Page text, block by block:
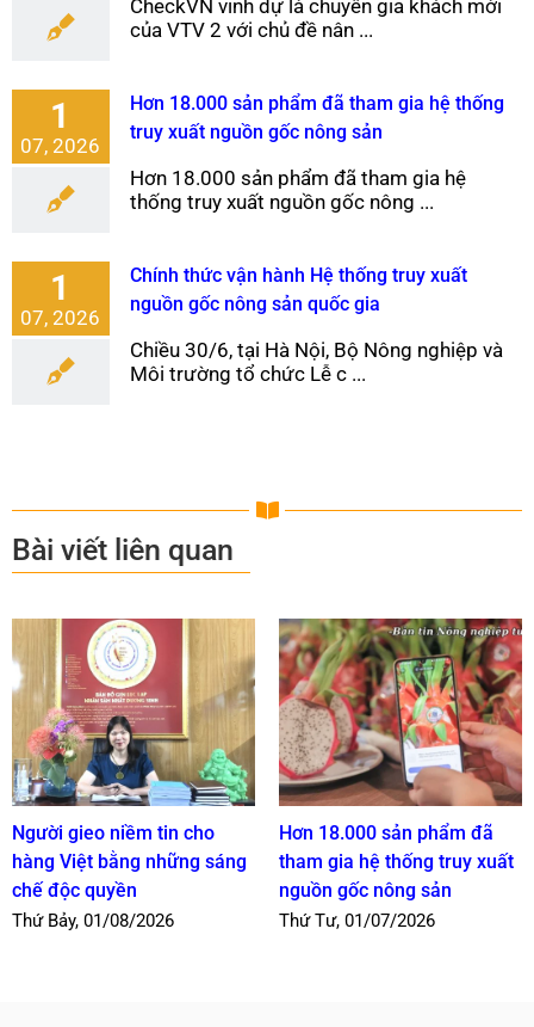
CheckVN vinh dự là chuyên gia khách mời
của VTV 2 với chủ đề nân ...
1
07, 2026
Hơn 18.000 sản phẩm đã tham gia hệ thống
truy xuất nguồn gốc nông sản
Hơn 18.000 sản phẩm đã tham gia hệ
thống truy xuất nguồn gốc nông ...
1
07, 2026
Chính thức vận hành Hệ thống truy xuất
nguồn gốc nông sản quốc gia
Chiều 30/6, tại Hà Nội, Bộ Nông nghiệp và
Môi trường tổ chức Lễ c ...
Bài viết liên quan
Người gieo niềm tin cho
hàng Việt bằng những sáng
chế độc quyền
Thứ Bảy, 01/08/2026
Hơn 18.000 sản phẩm đã
tham gia hệ thống truy xuất
nguồn gốc nông sản
Thứ Tư, 01/07/2026